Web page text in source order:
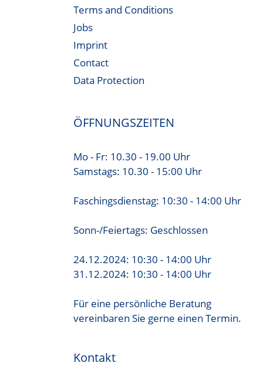
Terms and Conditions
Jobs
Imprint
Contact
Data Protection
ÖFFNUNGSZEITEN
Mo - Fr: 10.30 - 19.00 Uhr
Samstags: 10.30 - 15:00 Uhr
Faschingsdienstag: 10:30 - 14:00 Uhr
Sonn-/Feiertags: Geschlossen
24.12.2024: 10:30 - 14:00 Uhr
31.12.2024: 10:30 - 14:00 Uhr
Für eine persönliche Beratung
vereinbaren Sie gerne einen Termin.
Kontakt